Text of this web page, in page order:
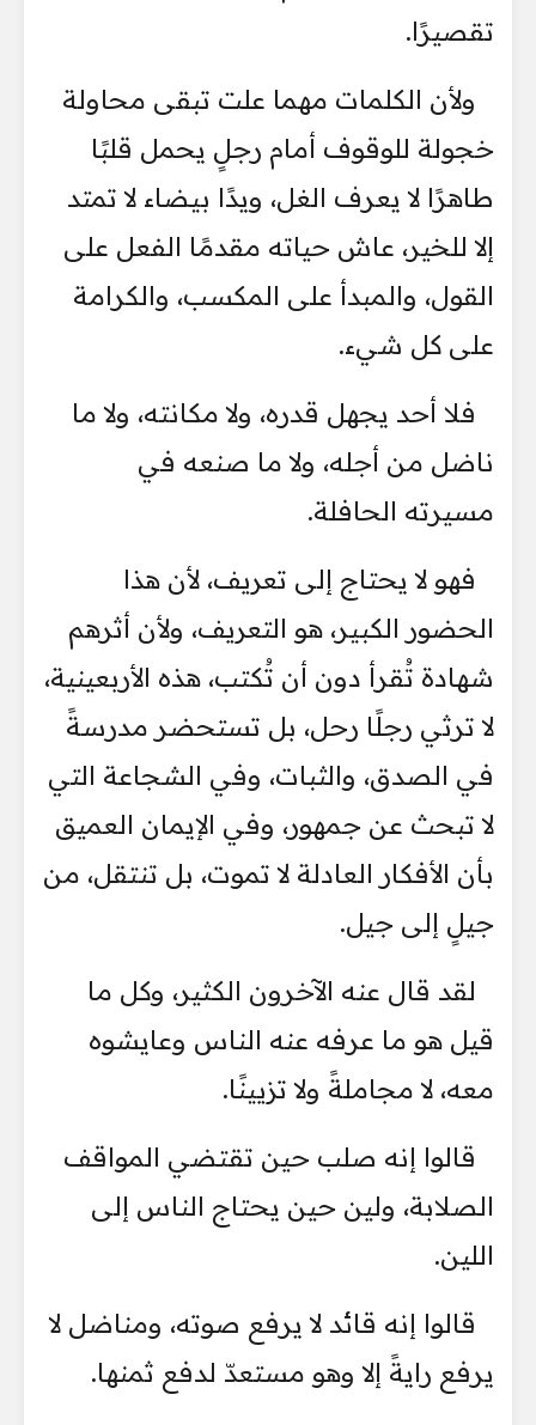
تقصيرًا.
ولأن الكلمات مهما علت تبقى محاولة
خجولة للوقوف أمام رجلٍ يحمل قلبًا
طاهرًا لا يعرف الغل، ويدًا بيضاء لا تمتد
إلا للخير، عاش حياته مقدمًا الفعل على
القول، والمبدأ على المكسب، والكرامة
على كل شيء.
فلا أحد يجهل قدره، ولا مكانته، ولا ما
ناضل من أجله، ولا ما صنعه في
مسيرته الحافلة.
فهو لا يحتاج إلى تعريف، لأن هذا
الحضور الكبير، هو التعريف، ولأن أثرهم
شهادة تُقرأ دون أن تُكتب، هذه الأربعينية،
لا ترثي رجلًا رحل، بل تستحضر مدرسةً
في الصدق، والثبات، وفي الشجاعة التي
لا تبحث عن جمهور، وفي الإيمان العميق
بأن الأفكار العادلة لا تموت، بل تنتقل، من
جيلٍ إلى جيل.
لقد قال عنه الآخرون الكثير، وكل ما
قيل هو ما عرفه عنه الناس وعايشوه
معه، لا مجاملةً ولا تزيينًا.
قالوا إنه صلب حين تقتضي المواقف
الصلابة، ولين حين يحتاج الناس إلى
اللين.
قالوا إنه قائد لا يرفع صوته، ومناضل لا
يرفع رايةً إلا وهو مستعدّ لدفع ثمنها.